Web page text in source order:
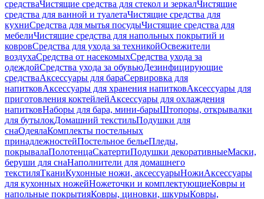
средстваЧистящие средства для стекол и зеркалЧистящие
средства для ванной и туалетаЧистящие средства для
кухниСредства для мытья посудыЧистящие средства для
мебелиЧистящие средства для напольных покрытий и
ковровСредства для ухода за техникойОсвежители
воздухаСредства от насекомыхСредства ухода за
одеждойСредства ухода за обувьюДезинфицирующие
средстваАксессуары для бараСервировка для
напитковАксессуары для хранения напитковАксессуары для
приготовления коктейлейАксессуары для охлаждения
напитковНаборы для бара, мини-барыШтопоры, открывалки
для бутылокДомашний текстильПодушки для
снаОдеялаКомплекты постельных
принадлежностейПостельное бельеПледы,
покрывалаПолотенцаСкатертиПодушки декоративныеМаски,
беруши для снаНаполнители для домашнего
текстиляТканиКухонные ножи, аксессуарыНожиАксессуары
для кухонных ножейНожеточки и комплектующиеКовры и
напольные покрытияКовры, циновки, шкурыКовры,